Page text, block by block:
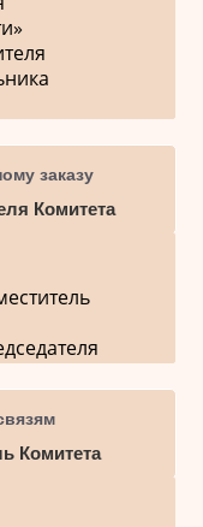
заказу
Комитета
Комитета